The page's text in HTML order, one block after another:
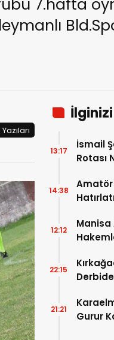
7.hafta
İsmail
Rotası
13:17
Amatör
14:38
12:12
22:15
Gurur
21:21